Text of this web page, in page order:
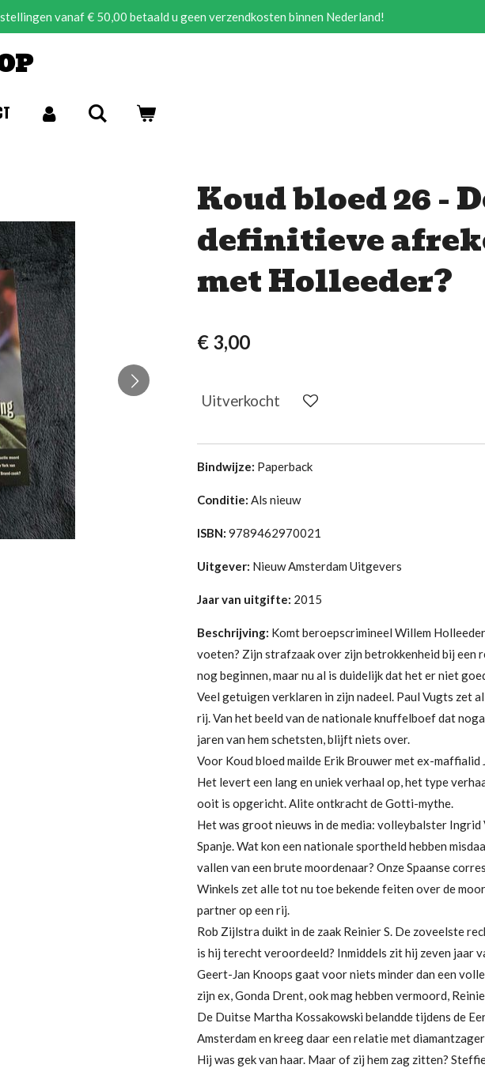
vanaf € 50,00 betaald u geen verzendkosten binnen Nederland!
Koud bloed 26 -
definitieve
met Holleeder?
€ 3,00
Uitverkocht
Bindwijze: Paperback
Conditie: Als nieuw
ISBN: 9789462970021
Uitgever: Nieuw Amsterdam Uitgevers
Jaar van uitgifte: 2015
Beschrijving: Komt beroepscrimineel Willem
voeten? Zijn strafzaak over zijn betrokkenheid bij een
nog beginnen, maar nu al is duidelijk dat het er niet
Veel getuigen verklaren in zijn nadeel. Paul Vugts zet
rij. Van het beeld van de nationale knuffelboef dat
jaren van hem schetsten, blijft niets over.
Voor Koud bloed mailde Erik Brouwer met ex-maffialid
Het levert een lang en uniek verhaal op, het type
ooit is opgericht. Alite ontkracht de Gotti-mythe.
Het was groot nieuws in de media: volleybalster Ingrid
Spanje. Wat kon een nationale sportheld hebben
vallen van een brute moordenaar? Onze Spaanse
Winkels zet alle tot nu toe bekende feiten over de
partner op een rij.
Rob Zijlstra duikt in de zaak Reinier S. De zoveelste
is hij terecht veroordeeld? Inmiddels zit hij zeven jaar
Geert-Jan Knoops gaat voor niets minder dan een
zijn ex, Gonda Drent, ook mag hebben vermoord,
De Duitse Martha Kossakowski belandde tijdens de
Amsterdam en kreeg daar een relatie met
Hij was gek van haar. Maar of zij hem zag zitten?